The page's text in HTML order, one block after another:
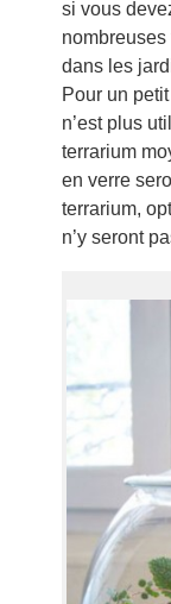
si vous
dans les
Pour un
n’est plus
terrarium
en verre
terrarium,
n’y seront